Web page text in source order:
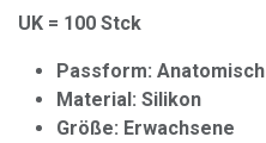
UK = 100 Stck
Passform: Anatomisch
Material: Silikon
Größe: Erwachsene